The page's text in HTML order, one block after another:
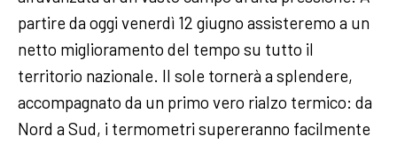
partire da oggi venerdì 12 giugno assisteremo a un
netto miglioramento del tempo su tutto il
territorio nazionale. Il sole tornerà a splendere,
accompagnato da un primo vero rialzo termico: da
Nord a Sud, i termometri supereranno facilmente